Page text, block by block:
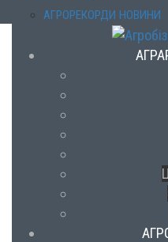
АГРОРЕКОРДИ НОВИНИ